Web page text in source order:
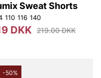
Sweat Shorts
110 116 140
DKK 219.00 DKK
-50%